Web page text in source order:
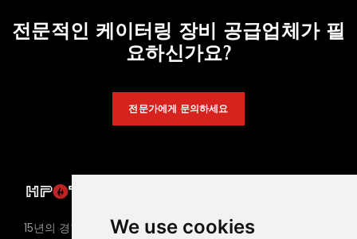
We use cookies
전문적인 케이터링 장비 공급업체가 필
요하신가요?
전문가에게 문의하세요
15년의 경험을 가진 핫팟 바베 냄비 테이블